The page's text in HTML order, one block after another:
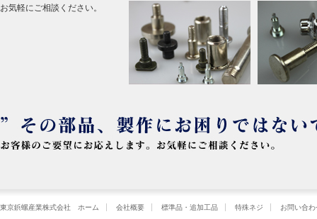
お気軽にご相談ください。
東京鋲螺産業株式会社 ホーム 会社概要 標準品・追加工品 特殊ネジ お問い合わ